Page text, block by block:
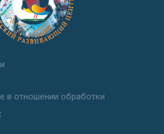
в отношении обработки